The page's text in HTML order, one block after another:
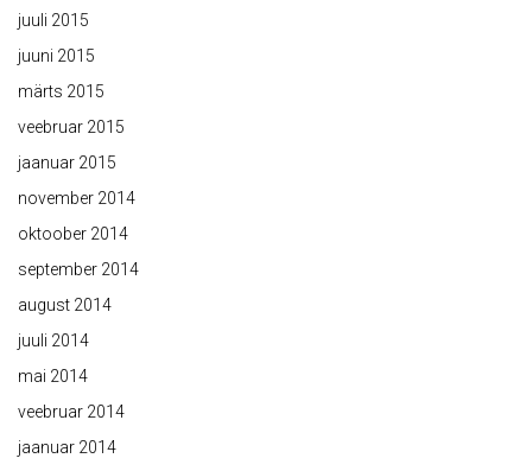
juuli 2015
juuni 2015
märts 2015
veebruar 2015
jaanuar 2015
november 2014
oktoober 2014
september 2014
august 2014
juuli 2014
mai 2014
veebruar 2014
jaanuar 2014